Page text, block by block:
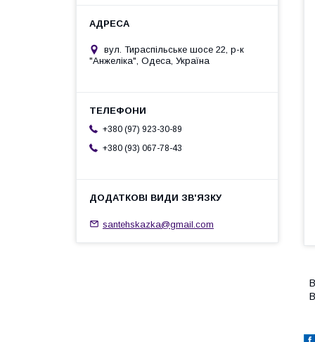
вул. Тираспільське шосе 22, р-к
"Анжеліка", Одеса, Україна
+380 (97) 923-30-89
+380 (93) 067-78-43
santehskazka@gmail.com